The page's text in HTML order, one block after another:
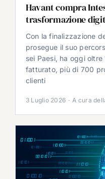
Havant compra
trasformazione
Con la finalizzazione
prosegue il suo
sei Paesi, ha oggi oltre
fatturato, più di 700
clienti
3 Luglio 2026 · A cura